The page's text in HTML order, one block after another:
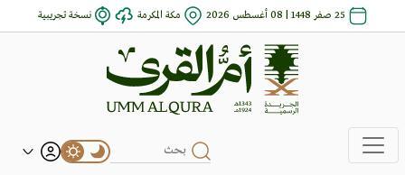
25 صفر 1448 | 08 أغسطس 2026 مكة المكرمة نسخة تجريبية